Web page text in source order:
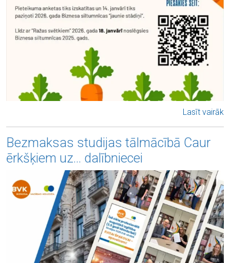
Lasīt vairāk
Bezmaksas studijas tālmācībā Caur
ērkšķiem uz… dalībniecei